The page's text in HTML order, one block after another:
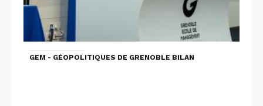
GEM - GÉOPOLITIQUES DE GRENOBLE BILAN